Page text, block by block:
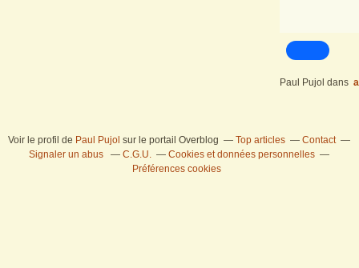
Paul Pujol dans
Voir le profil de Paul Pujol sur le portail Overblog Top articles
Contact
Signaler un abus
C.G.U.
Cookies et données personnelles
Préférences cookies